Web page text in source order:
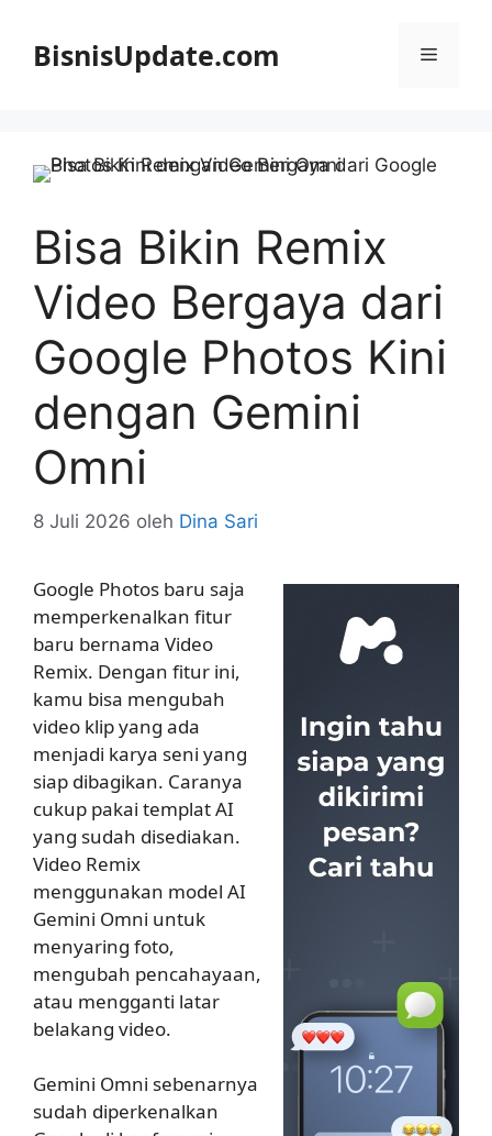
BisnisUpdate.com Menu
Bisa Bikin Remix
Video Bergaya dari
Google Photos Kini
dengan Gemini
Omni
8 Juli 2026 oleh Dina Sari
Google Photos baru saja
memperkenalkan fitur
baru bernama Video
Remix. Dengan fitur ini,
kamu bisa mengubah
video klip yang ada
menjadi karya seni yang
siap dibagikan. Caranya
cukup pakai templat AI
yang sudah disediakan.
Video Remix
menggunakan model AI
Gemini Omni untuk
menyaring foto,
mengubah pencahayaan,
atau mengganti latar
belakang video.
Gemini Omni sebenarnya
sudah diperkenalkan